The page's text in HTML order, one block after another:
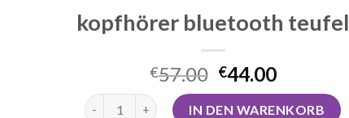
kopfhörer bluetooth teufel
€57.00 €44.00
kopfhörer bluetooth teufel Menge
IN DEN WARENKORB